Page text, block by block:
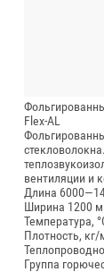
Flex-AL
вентиляции и
Длина
Ширина 1200
Температура,
Плотность, кг/
Группа